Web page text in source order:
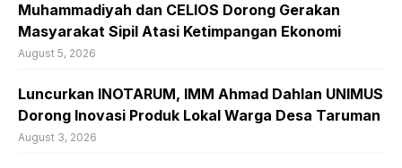
Muhammadiyah dan CELIOS Dorong Gerakan
Masyarakat Sipil Atasi Ketimpangan Ekonomi
August 5, 2026
Luncurkan INOTARUM, IMM Ahmad Dahlan UNIMUS
Dorong Inovasi Produk Lokal Warga Desa Taruman
August 3, 2026